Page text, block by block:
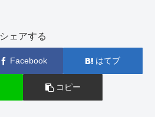
シェアする
Facebook はてブ
コピー